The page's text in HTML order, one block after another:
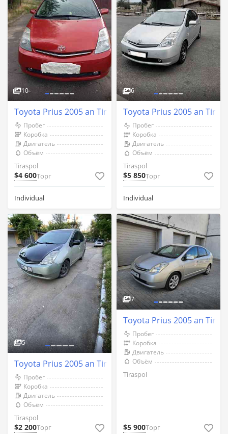
10
Toyota Prius 2005 an Tiraspol
Пробег
Коробка
Двигатель
Объём
Tiraspol
$4 600Торг
Individual
6
Toyota Prius 2005 an
Пробег
Коробка
Двигатель
Объём
Tiraspol
$5 850Торг
Individual
5
Toyota Prius 2005 an Tiraspol
Пробег
Коробка
Двигатель
Объём
Tiraspol
$2 200Торг
7
Toyota Prius 2005 an
Пробег
Коробка
Двигатель
Объём
Tiraspol
$5 900Торг